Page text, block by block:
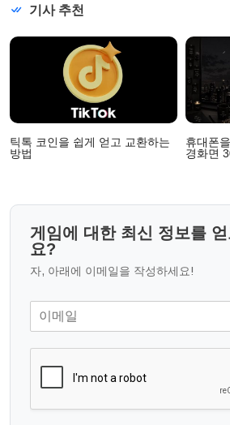
기사 추천
틱톡 코인을 쉽게 얻고 교환하는
방법
휴대폰
경화면
게임에 대한 최신 정보를
요?
자, 아래에 이메일을 작성하세요!